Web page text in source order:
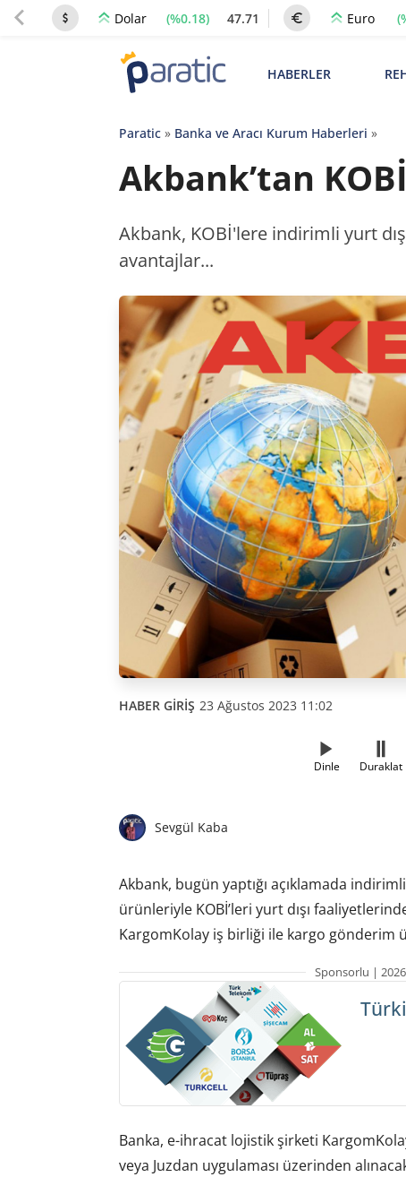
Dolar (%0.18) 47.71 Euro
HABERLER
Paratic» Banka ve Aracı Kurum Haberleri »
Akbank’tan
Akbank, KOBİ'lere indirimli yurt
avantajlar...
HABER GİRİŞ 23 Ağustos 2023 11:02
Dinle Duraklat
Sevgül Kaba
Akbank, bugün yaptığı açıklamada
ürünleriyle KOBİ’leri yurt dışı
KargomKolay iş birliği ile kargo gönderim
Sponsorlu |
Banka, e-ihracat lojistik şirketi
veya Juzdan uygulaması üzerinden